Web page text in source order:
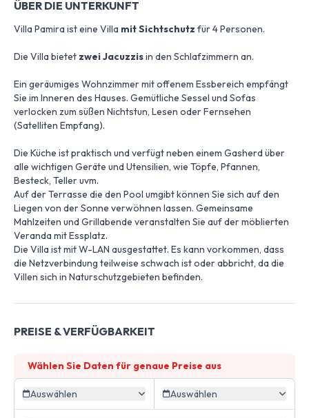
ÜBER DIE UNTERKUNFT
Villa Pamira ist eine Villa mit Sichtschutz für 4 Personen.
Die Villa bietet zwei Jacuzzisin den Schlafzimmern an.
Ein geräumiges Wohnzimmer mit offenem Essbereich empfängt
Sie im Inneren des Hauses. Gemütliche Sessel und Sofas
verlocken zum süßen Nichtstun, Lesen oder Fernsehen
(Satelliten Empfang).
Die Küche ist praktisch und verfügt neben einem Gasherd über
alle wichtigen Geräte und Utensilien, wie Töpfe, Pfannen,
Besteck, Teller uvm.
Auf der Terrasse die den Pool umgibt können Sie sich auf den
Liegen von der Sonne verwöhnen lassen. Gemeinsame
Mahlzeiten und Grillabende veranstalten Sie auf der möblierten
Veranda mit Essplatz.
Die Villa ist mit W-LAN ausgestattet. Es kann vorkommen, dass
die Netzverbindung teilweise schwach ist oder abbricht, da die
Villen sich in Naturschutzgebieten befinden.
PREISE & VERFÜGBARKEIT
Wählen Sie Daten für genaue Preise aus
Auswählen Auswählen